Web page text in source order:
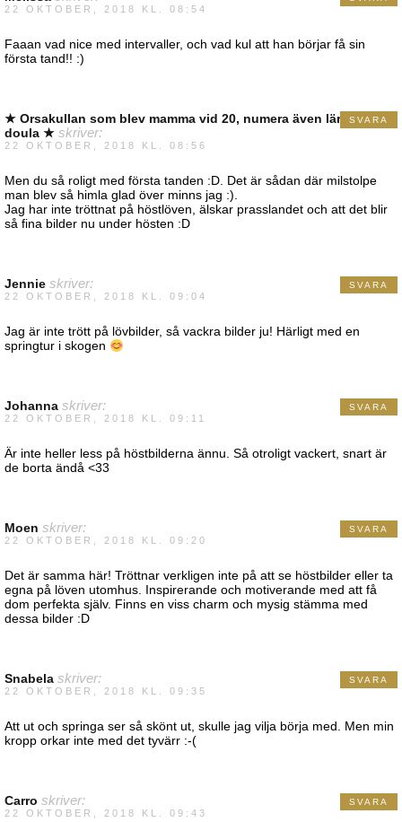
22 OKTOBER, 2018 KL. 08:54
Faaan vad nice med intervaller, och vad kul att han börjar få sin
första tand!! :)
★ Orsakullan som blev mamma vid 20, numera även lärare och
doula ★ skriver:
22 OKTOBER, 2018 KL. 08:56
Men du så roligt med första tanden :D. Det är sådan där milstolpe
man blev så himla glad över minns jag :).
Jag har inte tröttnat på höstlöven, älskar prasslandet och att det blir
så fina bilder nu under hösten :D
SVARA
Jennie skriver:
22 OKTOBER, 2018 KL. 09:04
Jag är inte trött på lövbilder, så vackra bilder ju! Härligt med en
springtur i skogen
SVARA
Johanna skriver:
22 OKTOBER, 2018 KL. 09:11
Är inte heller less på höstbilderna ännu. Så otroligt vackert, snart är
de borta ändå <33
SVARA
Moen skriver:
22 OKTOBER, 2018 KL. 09:20
Det är samma här! Tröttnar verkligen inte på att se höstbilder eller ta
egna på löven utomhus. Inspirerande och motiverande med att få
dom perfekta själv. Finns en viss charm och mysig stämma med
dessa bilder :D
SVARA
Snabela skriver:
22 OKTOBER, 2018 KL. 09:35
Att ut och springa ser så skönt ut, skulle jag vilja börja med. Men min
kropp orkar inte med det tyvärr :-(
SVARA
Carro skriver:
22 OKTOBER, 2018 KL. 09:43
SVARA